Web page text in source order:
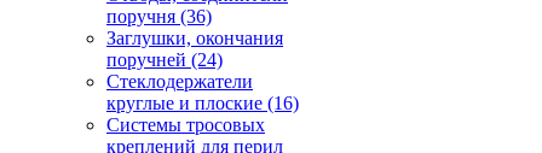
поручня (36)
Заглушки, окончания
поручней (24)
Стеклодержатели
круглые и плоские (16)
Системы тросовых
креплений для перил